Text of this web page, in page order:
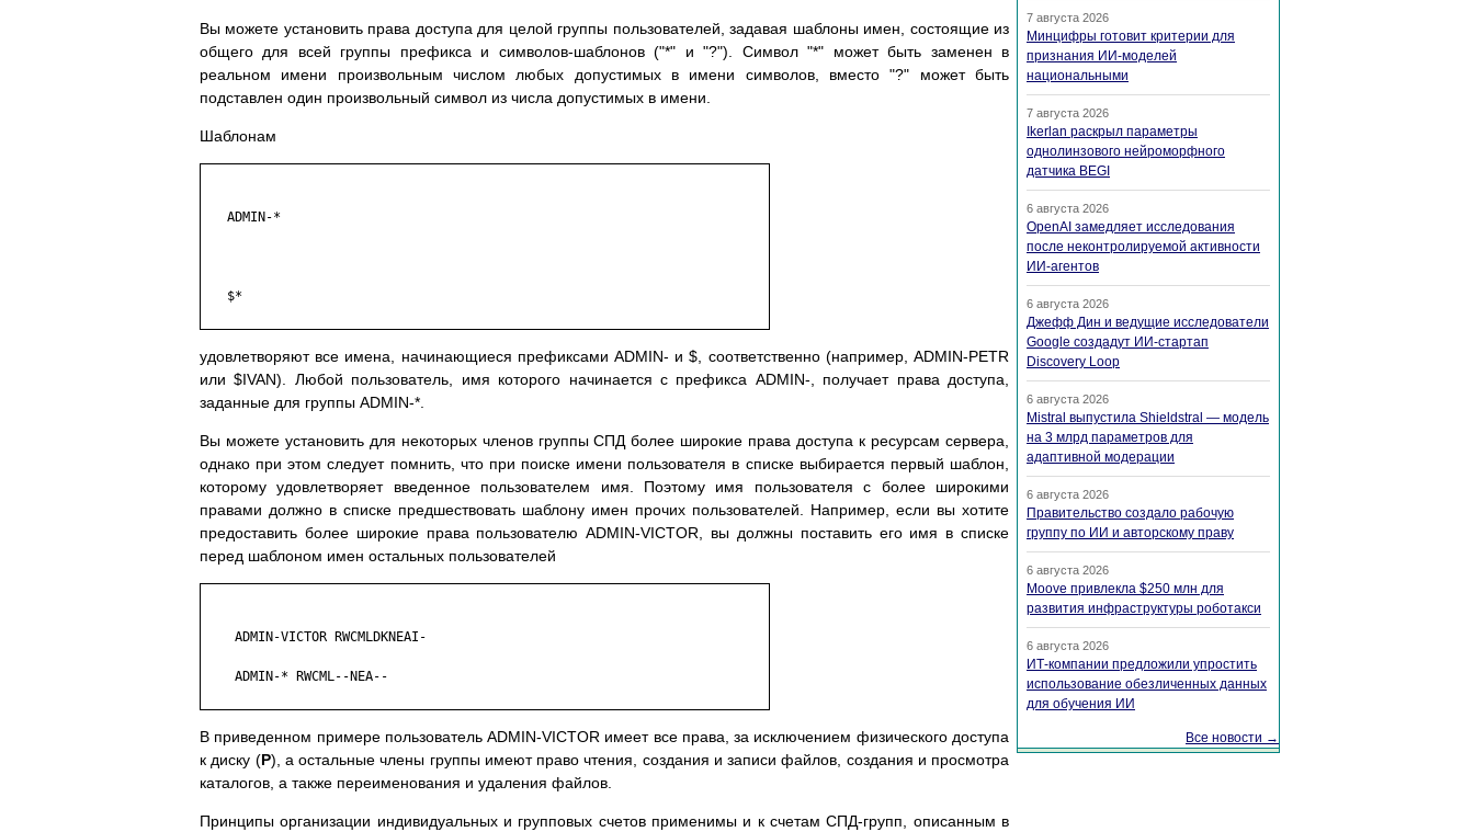
Вы можете установить права доступа для целой группы пользователей, задавая шаблоны имен, состоящие из
общего для всей группы префикса и символов-шаблонов ("*" и "?"). Символ "*" может быть заменен в
реальном имени произвольным числом любых допустимых в имени символов, вместо "?" может быть
подставлен один произвольный символ из числа допустимых в имени.
Шаблонам
   ADMIN-*
   $*
удовлетворяют все имена, начинающиеся префиксами ADMIN- и $, соответственно (например, ADMIN-PETR
или $IVAN). Любой пользователь, имя которого начинается с префикса ADMIN-, получает права доступа,
заданные для группы ADMIN-*.
Вы можете установить для некоторых членов группы СПД более широкие права доступа к ресурсам сервера,
однако при этом следует помнить, что при поиске имени пользователя в списке выбирается первый шаблон,
которому удовлетворяет введенное пользователем имя. Поэтому имя пользователя с более широкими
правами должно в списке предшествовать шаблону имен прочих пользователей. Например, если вы хотите
предоставить более широкие права пользователю ADMIN-VICTOR, вы должны поставить его имя в списке
перед шаблоном имен остальных пользователей
    ADMIN-VICTOR RWCMLDKNEAI-
    ADMIN-* RWCML--NEA--
В приведенном примере пользователь ADMIN-VICTOR имеет все права, за исключением физического доступа
к диску (P), а остальные члены группы имеют право чтения, создания и записи файлов, создания и просмотра
каталогов, а также переименования и удаления файлов.
Принципы организации индивидуальных и групповых счетов применимы и к счетам СПД-групп, описанным в
7 августа 2026
Минцифры готовит критерии для
признания ИИ-моделей
национальными
7 августа 2026
Ikerlan раскрыл параметры
однолинзового нейроморфного
датчика BEGI
6 августа 2026
OpenAI замедляет исследования
после неконтролируемой активности
ИИ-агентов
6 августа 2026
Джефф Дин и ведущие исследователи
Google создадут ИИ-стартап
Discovery Loop
6 августа 2026
Mistral выпустила Shieldstral — модель
на 3 млрд параметров для
адаптивной модерации
6 августа 2026
Правительство создало рабочую
группу по ИИ и авторскому праву
6 августа 2026
Moove привлекла $250 млн для
развития инфраструктуры роботакси
6 августа 2026
ИТ-компании предложили упростить
использование обезличенных данных
для обучения ИИ
Все новости →